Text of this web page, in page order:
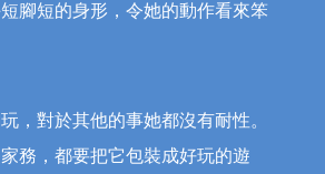
腳短的身形，令她的動作看來笨
，對於其他的事她都沒有耐性。
務，都要把它包裝成好玩的遊